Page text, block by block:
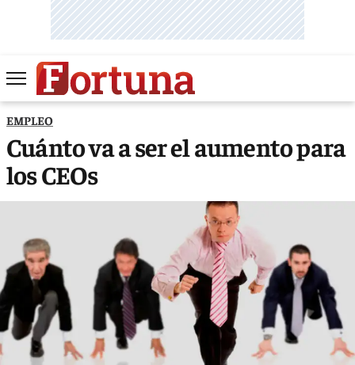
EMPLEO
Cuánto va a ser el aumento para
los CEOs